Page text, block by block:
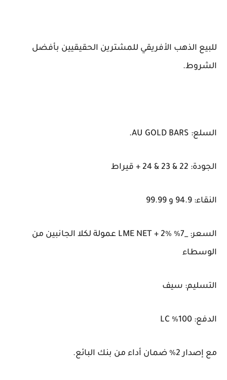
للبيع الذهب الأفريقي للمشترين الحقيقيين بأفضل
الشروط.
السلع: AU GOLD BARS.
الجودة: 22 & 23 & 24 + قيراط
النقاء: 94.9 و 99.99
السعر: _7٪ LME NET + 2٪ عمولة لكلا الجانبين من
الوسطاء
التسليم: سيف
الدفع: 100٪ LC
مع إصدار 2٪ ضمان أداء من بنك البائع.